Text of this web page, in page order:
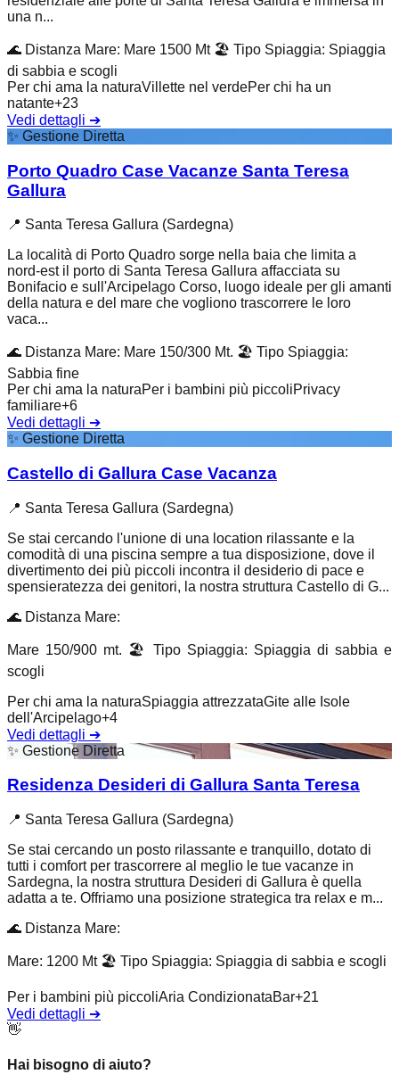
una n...
🌊 Distanza Mare: Mare 1500 Mt 🏖️ Tipo Spiaggia: Spiaggia
di sabbia e scogli
Per chi ama la naturaVillette nel verdePer chi ha un
natante+23
Vedi dettagli ➔
✨ Gestione Diretta
Porto Quadro Case Vacanze Santa Teresa
Gallura
📍 Santa Teresa Gallura (Sardegna)
La località di Porto Quadro sorge nella baia che limita a
nord-est il porto di Santa Teresa Gallura affacciata su
Bonifacio e sull'Arcipelago Corso, luogo ideale per gli amanti
della natura e del mare che vogliono trascorrere le loro
vaca...
🌊 Distanza Mare: Mare 150/300 Mt. 🏖️ Tipo Spiaggia:
Sabbia fine
Per chi ama la naturaPer i bambini più piccoliPrivacy
familiare+6
Vedi dettagli ➔
✨ Gestione Diretta
Castello di Gallura Case Vacanza
📍 Santa Teresa Gallura (Sardegna)
Se stai cercando l'unione di una location rilassante e la
comodità di una piscina sempre a tua disposizione, dove il
divertimento dei più piccoli incontra il desiderio di pace e
spensieratezza dei genitori, la nostra struttura Castello di G...
🌊 Distanza Mare:
Mare 150/900 mt. 🏖️ Tipo Spiaggia: Spiaggia di sabbia e
scogli
Per chi ama la naturaSpiaggia attrezzataGite alle Isole
dell'Arcipelago+4
Vedi dettagli ➔
✨ Gestione Diretta
Residenza Desideri di Gallura Santa Teresa
📍 Santa Teresa Gallura (Sardegna)
Se stai cercando un posto rilassante e tranquillo, dotato di
tutti i comfort per trascorrere al meglio le tue vacanze in
Sardegna, la nostra struttura Desideri di Gallura è quella
adatta a te. Offriamo una posizione strategica tra relax e m...
🌊 Distanza Mare:
Mare: 1200 Mt 🏖️ Tipo Spiaggia: Spiaggia di sabbia e scogli
Per i bambini più piccoliAria CondizionataBar+21
Vedi dettagli ➔
👋
Hai bisogno di aiuto?